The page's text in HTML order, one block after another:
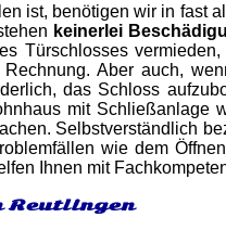
ist, benötigen wir in fast
keinerlei
Türschlosses
Aber auch,
das Schloss
mit Schließanlage
Selbstverständlich
wie dem
Ihnen mit
Reutlingen